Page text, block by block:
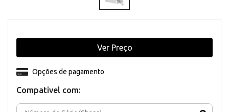
Compativel com:
Opções de pagamento
Ver Preço